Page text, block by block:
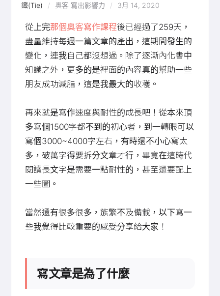
鐵(Tie) 奧客 寫出影響力 3月 14, 2020
從上完那個奧客寫作課程後已經過了259天，
盡量維持每週一篇文章的產出，這期間發生的
變化，連我自己都沒想過。除了逐漸內化書中
知識之外，更多的是裡面的內容真的幫助一些
朋友成功減脂，這是我最大的收穫。
再來就是寫作速度與耐性的成長吧！從本來頂
多寫個1500字都不到的初心者，到一轉眼可以
寫個3000~4000字左右，有時還不小心寫太
多，破萬字得要拆分文章才行，畢竟在這時代
閱讀長文字是需要一點耐性的，甚至還要配上
一些圖。
當然還有很多很多，族繁不及備載，以下寫一
些我覺得比較重要的感受分享給大家！
寫文章是為了什麼